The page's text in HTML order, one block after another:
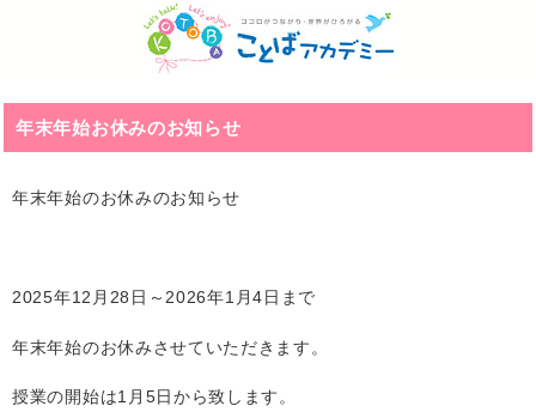
年末年始お休みのお知らせ
年末年始のお休みのお知らせ
2025年12月28日～2026年1月4日まで
年末年始のお休みさせていただきます。
授業の開始は1月5日から致します。